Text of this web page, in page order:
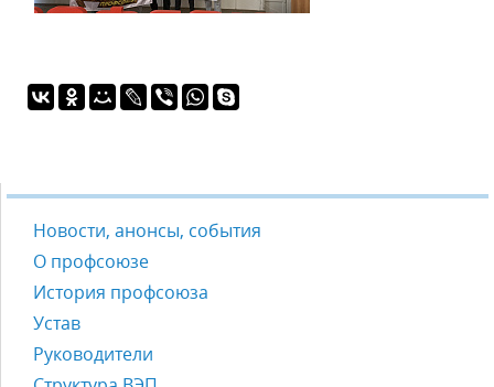
Новости, анонсы, события
О профсоюзе
История профсоюза
Устав
Руководители